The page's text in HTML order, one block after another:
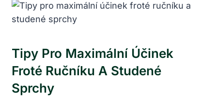
Tipy Pro Maximální Účinek
Froté Ručníku A Studené
Sprchy